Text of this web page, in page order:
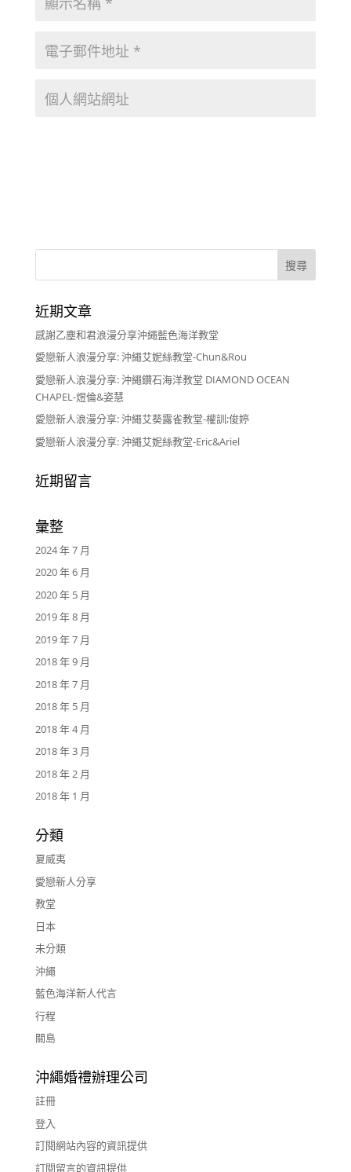
近期文章
感謝乙塵和君浪漫分享沖繩藍色海洋教堂
愛戀新人浪漫分享: 沖繩艾妮絲教堂-Chun&Rou
愛戀新人浪漫分享: 沖繩鑽石海洋教堂 DIAMOND OCEAN
CHAPEL-煜倫&姿慧
愛戀新人浪漫分享: 沖繩艾葵露雀教堂-權訓;俊婷
愛戀新人浪漫分享: 沖繩艾妮絲教堂-Eric&Ariel
近期留言
彙整
2024 年 7 月
2020 年 6 月
2020 年 5 月
2019 年 8 月
2019 年 7 月
2018 年 9 月
2018 年 7 月
2018 年 5 月
2018 年 4 月
2018 年 3 月
2018 年 2 月
2018 年 1 月
分類
夏威夷
愛戀新人分享
教堂
日本
未分類
沖繩
藍色海洋新人代言
行程
關島
沖繩婚禮辦理公司
註冊
登入
訂閱網站內容的資訊提供
訂閱留言的資訊提供